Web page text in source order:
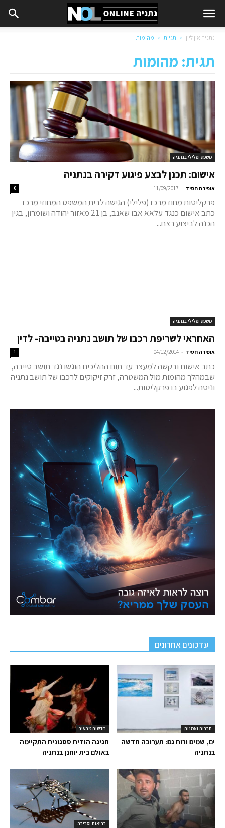
נתניה און ליין תגיות מהומות
תגית: מהומות
משפט ופלילי בנתניה
אישום: תכנן לבצע פיגוע דקירה בנתניה
אופירה חסיד -
11/09/2017
0
פרקליטות מחוז מרכז (פלילי) הגישה לבית המשפט המחוזי מרכז
כתב אישום כנגד עלאא אבו שאנב, בן 21 מאזור יהודה ושומרון, בגין
הכנה לביצוע רצח...
משפט ופלילי בנתניה
האחראי לשריפת רכבו של תושב נתניה בטייבה- לדין
אופירה חסיד -
04/12/2014
1
כתב אישום ובקשה למעצר עד תום ההליכים הוגשו נגד תושב טייבה,
שבמהלך מהומות מול המשטרה, זרק זיקוקים לרכבו של תושב נתניה
וניסה לפגוע בו פרקליטות...
עדכונים אחרונים
חדשות מהעיר
חגיגה הודית ססגונית התקיימה
באולם בית יוחנן בנתניה
תרבות ואמנות
ים, שמים ורוח גם: תערוכה חדשה
בנתניה
בריאות וסביבה